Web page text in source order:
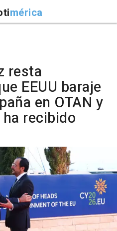
mérica
resta
EEUU baraje
en OTAN y
recibido